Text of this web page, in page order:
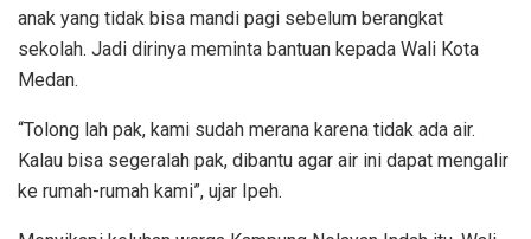
anak yang tidak bisa mandi pagi sebelum berangkat
sekolah. Jadi dirinya meminta bantuan kepada Wali Kota
Medan.
“Tolong lah pak, kami sudah merana karena tidak ada air.
Kalau bisa segeralah pak, dibantu agar air ini dapat mengalir
ke rumah-rumah kami”, ujar Ipeh.